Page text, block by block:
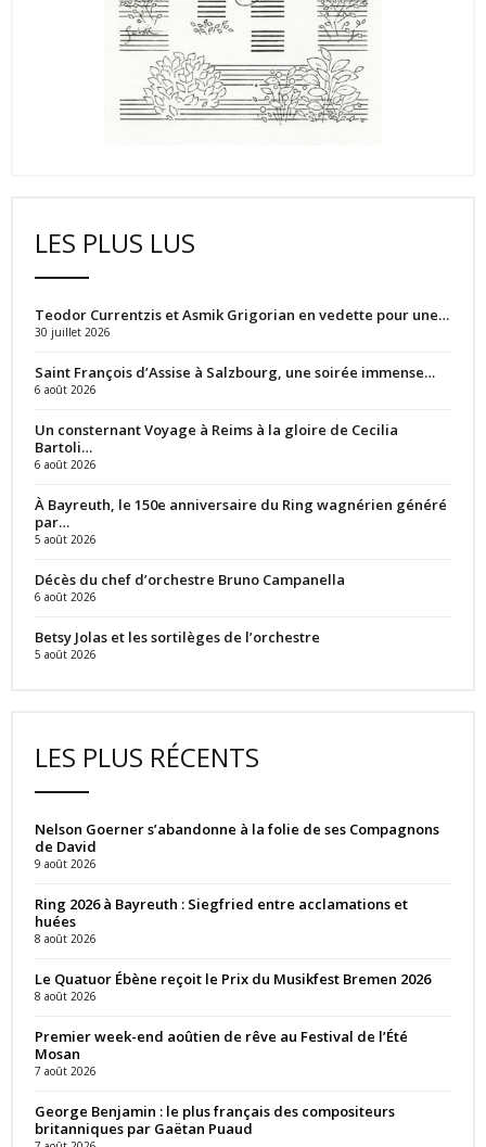
LES PLUS LUS
Teodor Currentzis et Asmik Grigorian en vedette pour une…
30 juillet 2026
Saint François d’Assise à Salzbourg, une soirée immense…
6 août 2026
Un consternant Voyage à Reims à la gloire de Cecilia
Bartoli…
6 août 2026
À Bayreuth, le 150e anniversaire du Ring wagnérien généré
par…
5 août 2026
Décès du chef d’orchestre Bruno Campanella
6 août 2026
Betsy Jolas et les sortilèges de l’orchestre
5 août 2026
LES PLUS RÉCENTS
Nelson Goerner s’abandonne à la folie de ses Compagnons
de David
9 août 2026
Ring 2026 à Bayreuth : Siegfried entre acclamations et
huées
8 août 2026
Le Quatuor Ébène reçoit le Prix du Musikfest Bremen 2026
8 août 2026
Premier week-end aoûtien de rêve au Festival de l’Été
Mosan
7 août 2026
George Benjamin : le plus français des compositeurs
britanniques par Gaëtan Puaud